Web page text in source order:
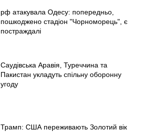
рф атакувала Одесу: попередньо,
пошкоджено стадіон "Чорноморець", є
постраждалі
Саудівська Аравія, Туреччина та
Пакистан укладуть спільну оборонну
угоду
Трамп: США переживають Золотий вік